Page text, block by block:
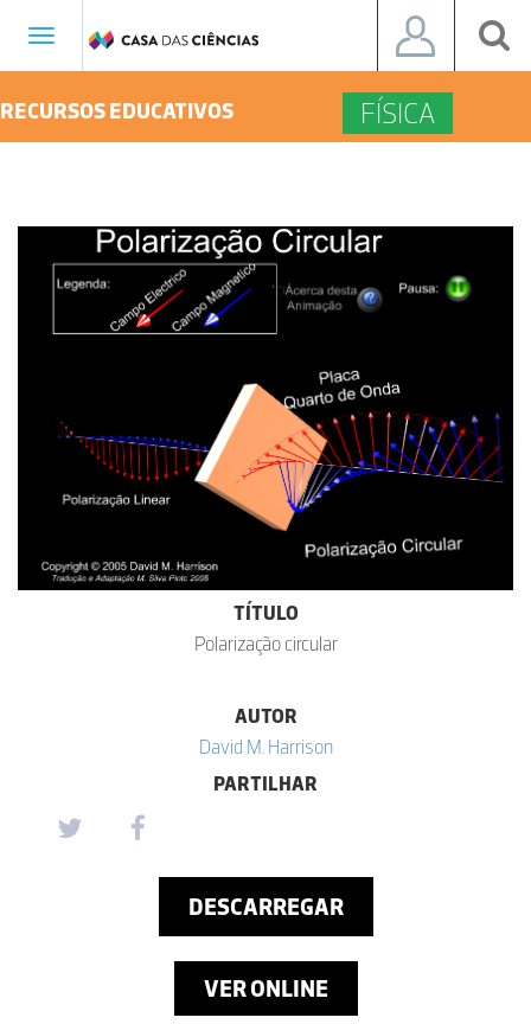
Toggle
RECURSOS EDUCATIVOS FÍSICA
TÍTULO
Polarização circular
AUTOR
David M. Harrison
PARTILHAR
DESCARREGAR
VER ONLINE